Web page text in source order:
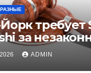
требует
за
ADMIN